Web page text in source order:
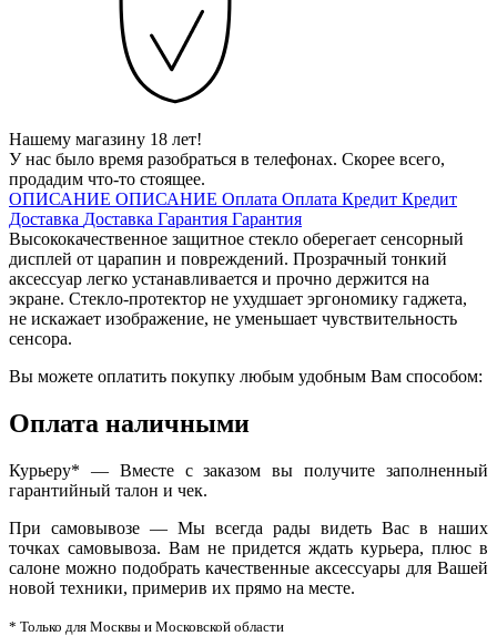
Нашему магазину 18 лет!
У нас было время разобраться в телефонах. Скорее всего,
продадим что-то стоящее.
ОПИСАНИЕ ОПИСАНИЕ Оплата Оплата Кредит Кредит
Доставка Доставка Гарантия Гарантия
Высококачественное защитное стекло оберегает сенсорный
дисплей от царапин и повреждений. Прозрачный тонкий
аксессуар легко устанавливается и прочно держится на
экране. Стекло-протектор не ухудшает эргономику гаджета,
не искажает изображение, не уменьшает чувствительность
сенсора.
Вы можете оплатить покупку любым удобным Вам способом:
Оплата наличными
Курьеру* — Вместе с заказом вы получите заполненный
гарантийный талон и чек.
При самовывозе — Мы всегда рады видеть Вас в наших
точках самовывоза. Вам не придется ждать курьера, плюс в
салоне можно подобрать качественные аксессуары для Вашей
новой техники, примерив их прямо на месте.
* Только для Москвы и Московской области